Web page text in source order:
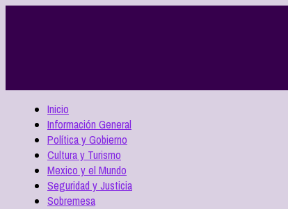
Inicio
Información General
Política y Gobierno
Cultura y Turismo
Mexico y el Mundo
Seguridad y Justicia
Sobremesa